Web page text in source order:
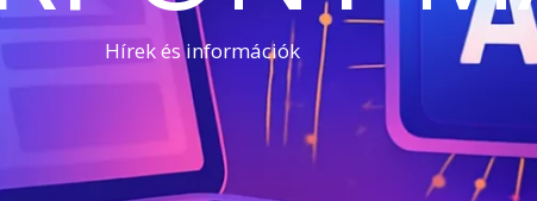
Hírek és információk